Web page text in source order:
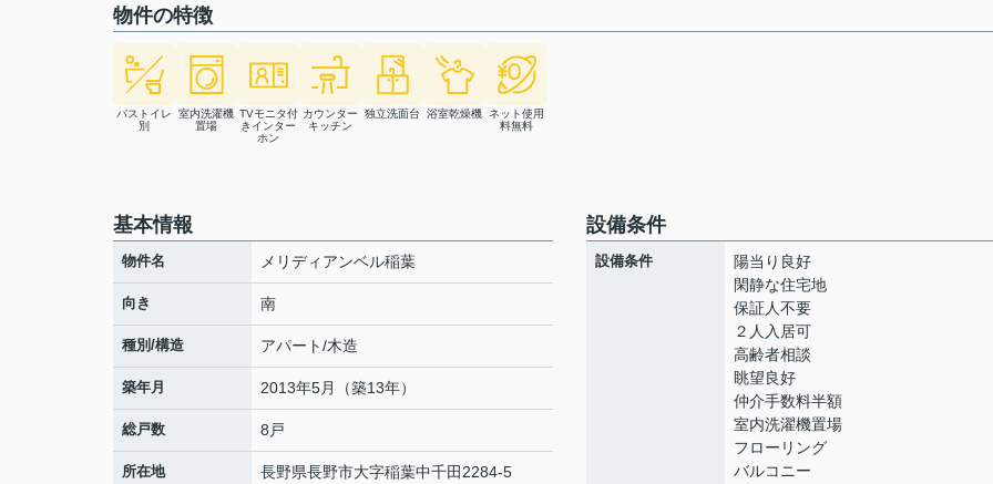
物件の特徴
バストイレ
別
室内洗濯機
置場
TVモニタ付
きインター
ホン
カウンター
キッチン
独立洗面台 浴室乾燥機 ネット使用
料無料
基本情報
物件名 メリディアンベル稲葉
向き 南
種別/構造 アパート/木造
築年月 2013年5月（築13年）
総戸数 8戸
所在地 長野県長野市大字稲葉中千田2284-5
設備条件
設備条件
陽当り良好
閑静な住宅地
保証人不要
２人入居可
高齢者相談
眺望良好
仲介手数料半額
室内洗濯機置場
フローリング
バルコニー